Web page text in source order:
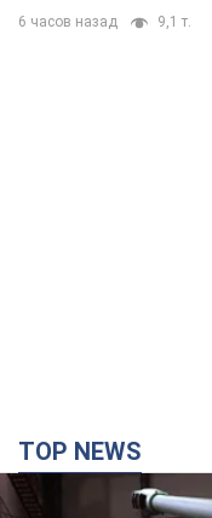
6 часов назад 9,1 т.
TOP NEWS